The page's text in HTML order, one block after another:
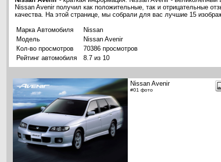
Nissan Avenir получил как положительные, так и отрицательные
качества. На этой странице, мы собрали для вас лучшие 15
Марка Автомобиля
Nissan
Модель
Nissan Avenir
Кол-во просмотров
70386 просмотров
Рейтинг автомобиля
8.7 из 10
Nissan Avenir
#01 фото